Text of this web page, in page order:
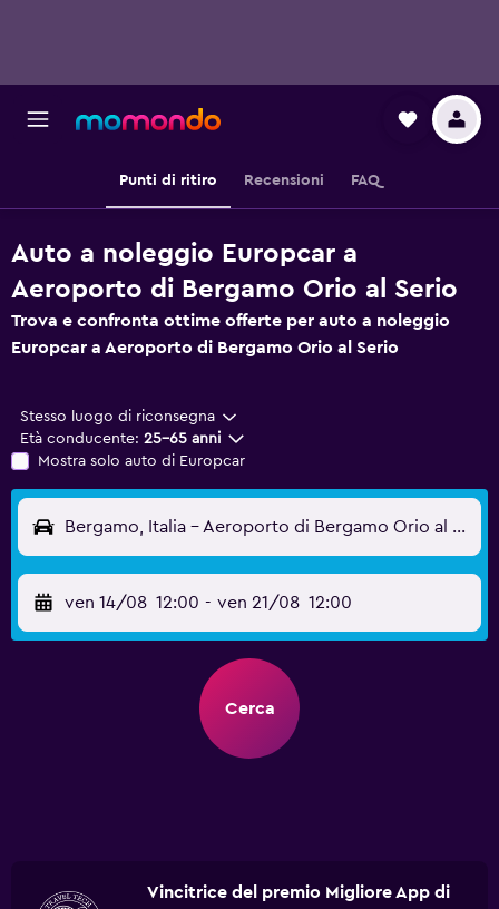
Punti di ritiro Recensioni FAQ
Auto a noleggio Europcar a
Aeroporto di Bergamo Orio al Serio
Trova e confronta ottime offerte per auto a noleggio
Europcar a Aeroporto di Bergamo Orio al Serio
Stesso luogo di riconsegna
Età conducente: 25-65 anni
Mostra solo auto di Europcar
Bergamo, Italia - Aeroporto di Bergamo Orio al Serio (BGY)
ven 14/08 12:00 - ven 21/08 12:00
Cerca
Vincitrice del premio Migliore App di